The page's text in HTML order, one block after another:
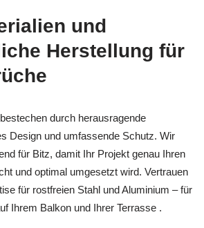
und
Herstellung für
durch herausragende
Design und umfassende Schutz. Wir
für Bitz, damit Ihr Projekt genau Ihren
und optimal umgesetzt wird. Vertrauen
für rostfreien Stahl und Aluminium – für
Ihrem Balkon und Ihrer Terrasse .